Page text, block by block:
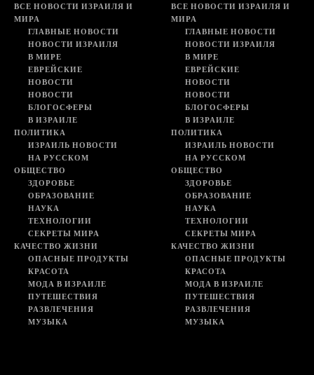
ВСЕ НОВОСТИ ИЗРАИЛЯ И
МИРА
ГЛАВНЫЕ НОВОСТИ
НОВОСТИ ИЗРАИЛЯ
В МИРЕ
ЕВРЕЙСКИЕ
НОВОСТИ
НОВОСТИ
БЛОГОСФЕРЫ
В ИЗРАИЛЕ
ПОЛИТИКА
ИЗРАИЛЬ НОВОСТИ
НА РУССКОМ
ОБЩЕСТВО
ЗДОРОВЬЕ
ОБРАЗОВАНИЕ
НАУКА
ТЕХНОЛОГИИ
СЕКРЕТЫ МИРА
КАЧЕСТВО ЖИЗНИ
ОПАСНЫЕ ПРОДУКТЫ
КРАСОТА
МОДА В ИЗРАИЛЕ
ПУТЕШЕСТВИЯ
РАЗВЛЕЧЕНИЯ
МУЗЫКА
ВСЕ НОВОСТИ ИЗРАИЛЯ И
МИРА
ГЛАВНЫЕ НОВОСТИ
НОВОСТИ ИЗРАИЛЯ
В МИРЕ
ЕВРЕЙСКИЕ
НОВОСТИ
НОВОСТИ
БЛОГОСФЕРЫ
В ИЗРАИЛЕ
ПОЛИТИКА
ИЗРАИЛЬ НОВОСТИ
НА РУССКОМ
ОБЩЕСТВО
ЗДОРОВЬЕ
ОБРАЗОВАНИЕ
НАУКА
ТЕХНОЛОГИИ
СЕКРЕТЫ МИРА
КАЧЕСТВО ЖИЗНИ
ОПАСНЫЕ ПРОДУКТЫ
КРАСОТА
МОДА В ИЗРАИЛЕ
ПУТЕШЕСТВИЯ
РАЗВЛЕЧЕНИЯ
МУЗЫКА